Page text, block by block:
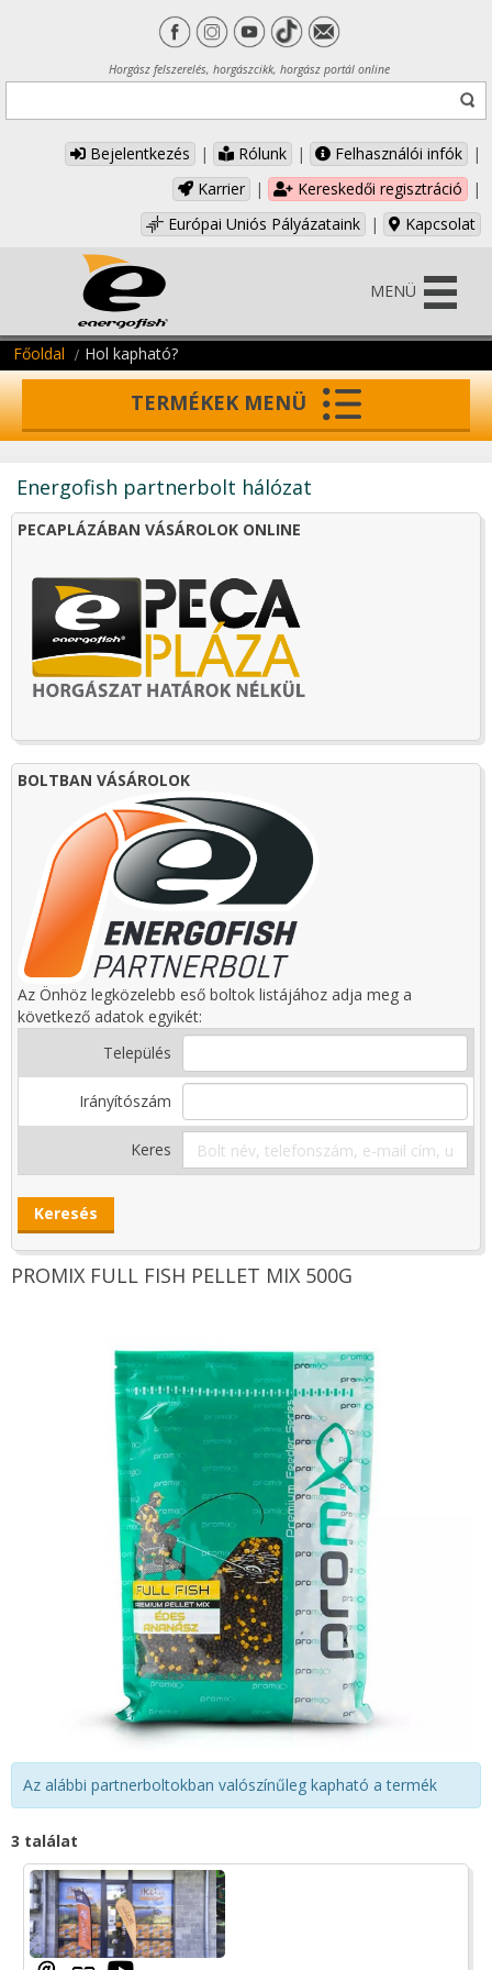
Horgász felszerelés, horgászcikk, horgász portál online
Bejelentkezés | Rólunk | Felhasználói infók
|
Karrier
| Kereskedői regisztráció
|
Európai Uniós Pályázataink
| Kapcsolat
MENÜ
Főoldal Hol kapható?
TERMÉKEK MENÜ
Energofish partnerbolt hálózat
PECAPLÁZÁBAN VÁSÁROLOK ONLINE
BOLTBAN VÁSÁROLOK
Az Önhöz legközelebb eső boltok listájához adja meg a
következő adatok egyikét:
Település
Irányítószám
Keres
PROMIX FULL FISH PELLET MIX 500G
Az alábbi partnerboltokban valószínűleg kapható a termék
3 találat